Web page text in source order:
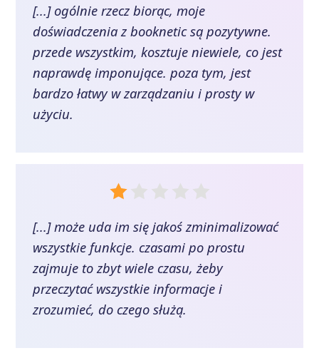
[...] ogólnie rzecz biorąc, moje
doświadczenia z booknetic są pozytywne.
przede wszystkim, kosztuje niewiele, co jest
naprawdę imponujące. poza tym, jest
bardzo łatwy w zarządzaniu i prosty w
użyciu.
[...] może uda im się jakoś zminimalizować
wszystkie funkcje. czasami po prostu
zajmuje to zbyt wiele czasu, żeby
przeczytać wszystkie informacje i
zrozumieć, do czego służą.